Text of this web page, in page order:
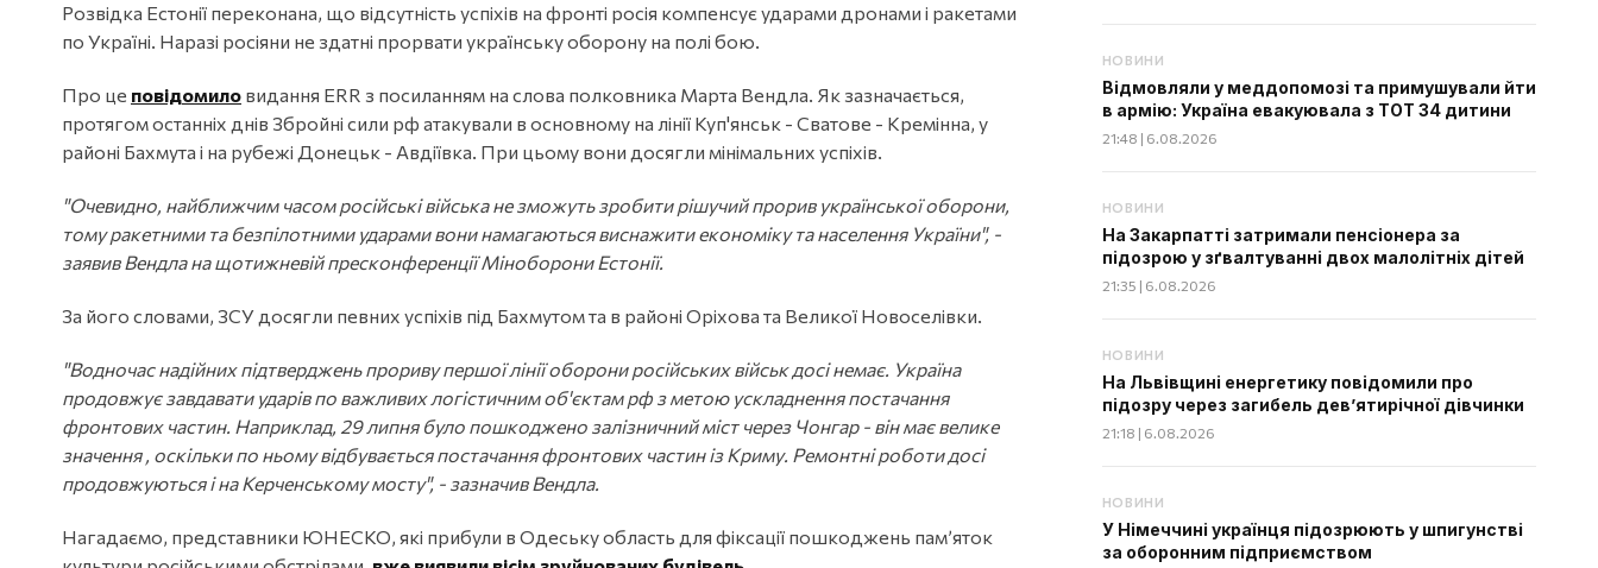
Розвідка Естонії переконана, що відсутність успіхів на фронті росія компенсує ударами дронами і ракетами
по Україні. Наразі росіяни не здатні прорвати українську оборону на полі бою.
Про це повідомило видання ERR з посиланням на слова полковника Марта Вендла. Як зазначається,
протягом останніх днів Збройні сили рф атакували в основному на лінії Куп'янськ - Сватове - Кремінна, у
районі Бахмута і на рубежі Донецьк - Авдіївка. При цьому вони досягли мінімальних успіхів.
"Очевидно, найближчим часом російські війська не зможуть зробити рішучий прорив української оборони,
тому ракетними та безпілотними ударами вони намагаються виснажити економіку та населення України", -
заявив Вендла на щотижневій пресконференції Міноборони Естонії.
За його словами, ЗСУ досягли певних успіхів під Бахмутом та в районі Оріхова та Великої Новоселівки.
"Водночас надійних підтверджень прориву першої лінії оборони російських військ досі немає. Україна
продовжує завдавати ударів по важливих логістичним об'єктам рф з метою ускладнення постачання
фронтових частин. Наприклад, 29 липня було пошкоджено залізничний міст через Чонгар - він має велике
значення , оскільки по ньому відбувається постачання фронтових частин із Криму. Ремонтні роботи досі
продовжуються і на Керченському мосту", - зазначив Вендла.
Нагадаємо, представники ЮНЕСКО, які прибули в Одеську область для фіксації пошкоджень пам’яток
НОВИНИ
Відмовляли у меддопомозі та примушували йти
в армію: Україна евакуювала з ТОТ 34 дитини
21:48 | 6.08.2026
НОВИНИ
На Закарпатті затримали пенсіонера за
підозрою у зґвалтуванні двох малолітніх дітей
21:35 | 6.08.2026
НОВИНИ
На Львівщині енергетику повідомили про
підозру через загибель дев’ятирічної дівчинки
21:18 | 6.08.2026
НОВИНИ
У Німеччині українця підозрюють у шпигунстві
за оборонним підприємством